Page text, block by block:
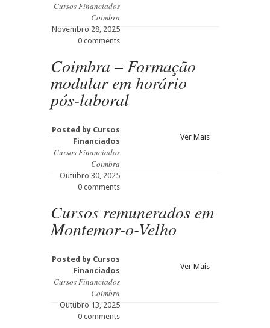
Cursos Financiados
Coimbra
Novembro 28, 2025
0 comments
Coimbra – Formação
modular em horário
pós-laboral
Posted by Cursos
Financiados
Cursos Financiados
Coimbra
Outubro 30, 2025
0 comments
Ver Mais
Cursos remunerados em
Montemor-o-Velho
Posted by Cursos
Financiados
Cursos Financiados
Coimbra
Outubro 13, 2025
0 comments
Ver Mais